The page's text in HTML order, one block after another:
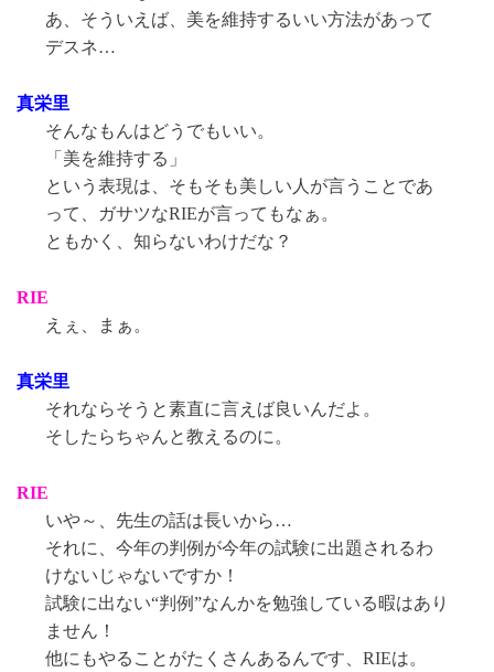
あ、そういえば、美を維持するいい方法があって
デスネ…
真栄里
そんなもんはどうでもいい。
「美を維持する」
という表現は、そもそも美しい人が言うことであ
って、ガサツなRIEが言ってもなぁ。
ともかく、知らないわけだな？
RIE
えぇ、まぁ。
真栄里
それならそうと素直に言えば良いんだよ。
そしたらちゃんと教えるのに。
RIE
いや～、先生の話は長いから…
それに、今年の判例が今年の試験に出題されるわ
けないじゃないですか！
試験に出ない“判例”なんかを勉強している暇はあり
ません！
他にもやることがたくさんあるんです、RIEは。